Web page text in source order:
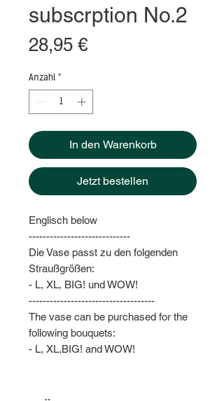
subscrption No.2
28,95 €Preis
Anzahl *
In den Warenkorb
Jetzt bestellen
Englisch below
-----------------------------
Die Vase passt zu den folgenden
Straußgrößen:
- L, XL, BIG! und WOW!
------------------------------------
The vase can be purchased for the
following bouquets:
- L, XL,BIG! and WOW!